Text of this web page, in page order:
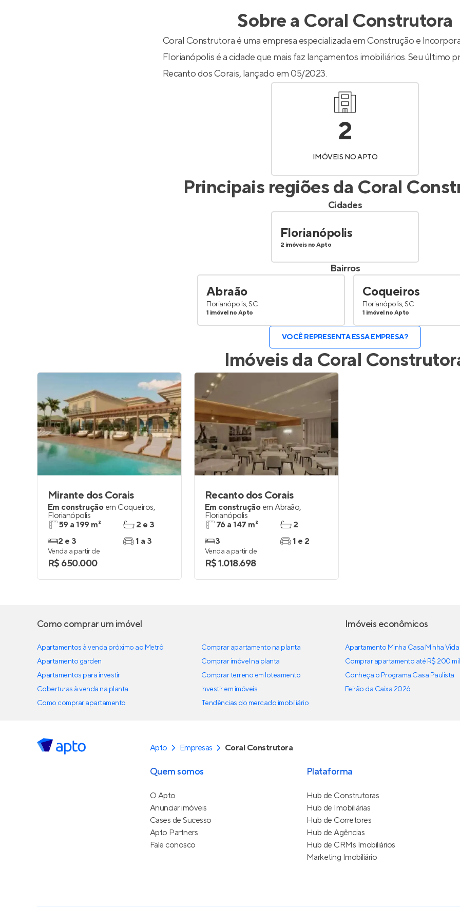
Entrar no Apto
Sobre a Coral Construtora
Coral Construtora é uma empresa especializada em Construção e
Florianópolis é a cidade que mais faz lançamentos imobiliários. Seu último
Recanto dos Corais, lançado em 05/2023.
2
IMÓVEIS NO APTO
Principais regiões da Coral
Cidades
Florianópolis
2 imóveis no Apto
Bairros
Abraão
Florianópolis, SC
1 imóvel no Apto
Coqueiros
Florianópolis, SC
1 imóvel no Apto
VOCÊ REPRESENTA ESSA EMPRESA?
Imóveis da Coral
Mirante dos Corais
Em construção em Coqueiros,
Florianópolis
59 a 199 m²
2 e 3
2 e 3
1 a 3
Venda a partir de
R$ 650.000
Recanto dos Corais
Em construção em Abraão,
Florianópolis
76 a 147 m²
3
2
1 e 2
Venda a partir de
R$ 1.018.698
Como comprar um imóvel
Apartamentos à venda próximo ao Metrô
Apartamento garden
Apartamentos para investir
Coberturas à venda na planta
Como comprar apartamento
Comprar apartamento na planta
Comprar imóvel na planta
Comprar terreno em loteamento
Investir em imóveis
Tendências do mercado imobiliário
Imóveis econômicos
Apartamento Minha Casa Minha Vida
Comprar apartamento até R$ 200 mil
Conheça o Programa Casa Paulista
Feirão da Caixa 2026
Apto Empresas Coral Construtora
Quem somos
O Apto
Anunciar imóveis
Cases de Sucesso
Apto Partners
Fale conosco
Plataforma
Hub de Construtoras
Hub de Imobiliárias
Hub de Corretores
Hub de Agências
Hub de CRMs Imobiliários
Marketing Imobiliário